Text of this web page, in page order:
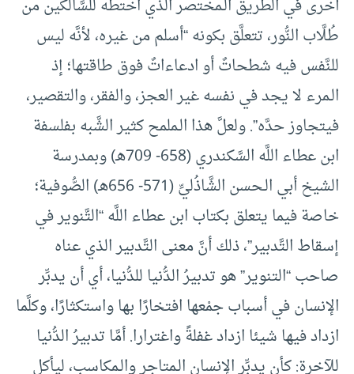
أخرى في الطِّريق الـمختصر الذي اختطه للسَّالكين من
طُلَّاب النُّور، تتعلَّق بكونه “أسلم من غيره، لأنَّه ليس
للنَّفس فيه شطحاتٌ أو ادعاءاتٌ فوق طاقتها؛ إذ
الـمرء لا يجد في نفسه غير العجز، والفقر، والتقصير،
فيتجاوز حدَّه”. ولعلَّ هذا الـملمح كثير الشَّبه بفلسفة
ابن عطاء اللَّه السَّكندري (658- 709هـ) وبمدرسة
الشيخ أبي الـحسن الشَّاذُليِّ (571- 656هـ) الصُّوفية؛
خاصة فيما يتعلق بكتاب ابن عطاء اللَّه “التَّنوير في
إسقاط التَّدبير”، ذلك أنَّ معنى التَّدبير الذي عناه
صاحب “التنوير” هو تدبيرُ الدُّنيا للدُّنيا، أي أن يدبِّر
الإنسان في أسباب جمْعها افتخارًا بها واستكثارًا، وكلَّما
ازداد فيها شيئا ازداد غفلةً واغترارا. أمَّا تدبيرُ الدُّنيا
للآخرة: كأن يدبِّر الإنسان الـمتاجر والـمكاسب، ليأكل